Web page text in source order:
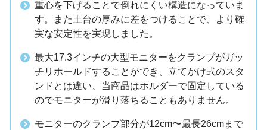
重心を下げることで倒れにくい構造になっていま
す。また土台の厚みに差をつけることで、より確
実な安定性を実現しました。
最大17.3インチの大型モニターをクランプがガッ
チリホールドすることができ、立てかけ式のスタ
ンドとは違い、当商品はホルダーで固定している
のでモニターが滑り落ちることもありません。
モニターのクランプ部分が12cm〜最長26cmまで